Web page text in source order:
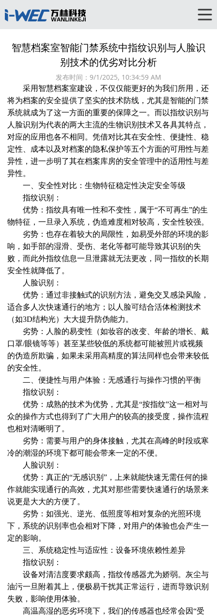
智慧档案室智能门禁系统中指纹识别与人脸识
别技术的优劣对比分析
发布时间： 9/1/2025, 10:34:59 AM
采用智慧档案室建设，不仅仅能更好的为我们所用，还
将为档案的安全提供了坚实的技术防线，尤其是智能的门禁
系统就成为了这一方面的重要的保障之一。而以指纹识别与
人脸识别为代表的两大主流的生物识别技术又各具其特点，
对应的应用也各不相同。凭借对比其在安全性、便捷性、稳
定性、成本以及对档案的隐私保护等五个方面的可用性与差
异性，进一步明了其在档案库房的安全管理中的适用性与差
异性。
一、安全性对比：生物特征稳定性决定安全等级
指纹识别：
优势：指纹具有唯一性和不变性，属于“不可再生”的生
物特征，一旦录入系统，伪造难度相对较高，安全性较强。
劣势：也存在着较大的局限性，如易受外部的环境的影
响，如手部的湿滑、受伤、老化等都可能导致其识别的失
败，而此外指纹信息一旦泄露就无法更改，同一指纹的长期
安全性就降低了。
人脸识别：
优势：通过非接触式的识别方法，避免交叉感染风险，
适合多人次快速通行的地方；以人脸可结合活体检测技术
（如3D结构光）大大提升防伪能力。
劣势：人脸的易变性（如妆容的改变、年龄的增长、戴
口罩/眼镜等等）甚至某些较低的系统都可能被照片或视频
的伪造所欺骗，如果未采用高精度的算法同样也会带来较低
的安全性。
二、便捷性与用户体验：无感通行与操作习惯的平衡
指纹识别：
优势：成熟的技术为优势，尤其是“按指纹”这一相对与
众的操作方式也得到了广大用户的较高的接受度，操作流程
也相对清晰明了。
劣势：需要与用户的身体接触，尤其在高峰的时段或寒
冷的潮湿的环境下都可能会带来一定的不便。
人脸识别：
优势：真正的“无感识别”，上来就能快速无需任何的操
作就能实现通行的高效，尤其对那些需要快速通行的场景来
说更是大大的方便了。
劣势：如强光、逆光、低照度等相对复杂的光照环境
下，系统的识别率也会相对下降，对用户的体验也会产生一
定的影响。
三、系统稳定性与适应性：设备环境依赖性差异
指纹识别：
设备对清洁度要求颇高，指纹传感器尤为娇弱。灰尘与
油污一旦附着其上，便极易干扰其正常运行，进而导致识别
失败，影响使用体验。
高温高湿的恶劣环境下，我们的传感器也经常会因“受